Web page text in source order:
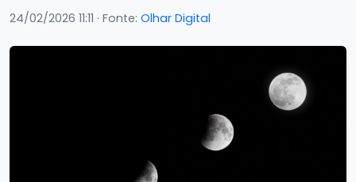
24/02/2026 11:11 · Fonte: Olhar Digital